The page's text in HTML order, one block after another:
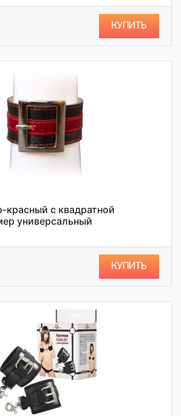
КУПИТЬ
красный с квадратной
универсальный
КУПИТЬ